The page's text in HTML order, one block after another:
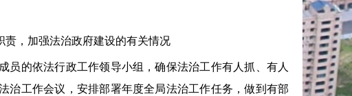
，加强法治政府建设的有关情况
的依法行政工作领导小组，确保法治工作有人抓、有人
治工作会议，安排部署年度全局法治工作任务，做到有部